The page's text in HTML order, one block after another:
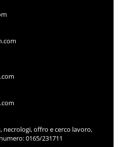
necrologi, offro e cerco lavoro,
0165/231711